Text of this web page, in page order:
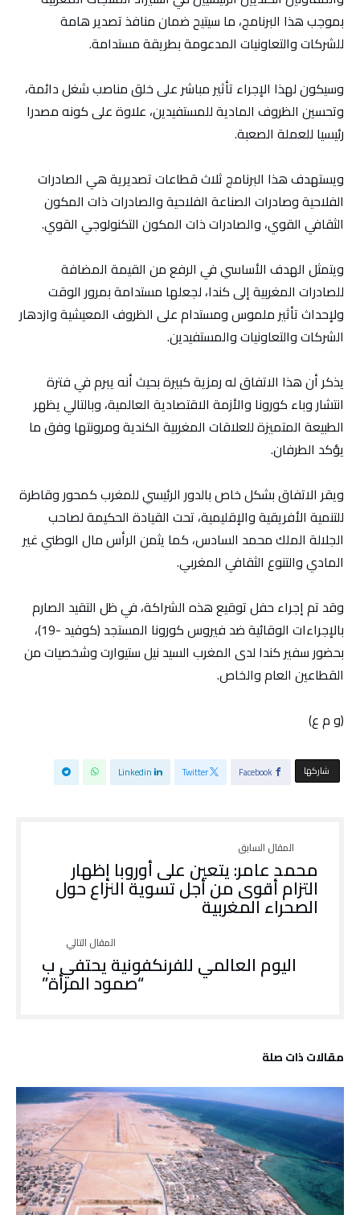
بموجب هذا البرنامج، ما سيتيح ضمان منافذ تصدير هامة
للشركات والتعاونيات المدعومة بطريقة مستدامة.
وسيكون لهذا الإجراء تأثير مباشر على خلق مناصب شغل دائمة،
وتحسين الظروف المادية للمستفيدين، علاوة على كونه مصدرا
رئيسيا للعملة الصعبة.
ويستهدف هذا البرنامج ثلاث قطاعات تصديرية هي الصادرات
الفلاحية وصادرات الصناعة الفلاحية والصادرات ذات المكون
الثقافي القوي، والصادرات ذات المكون التكنولوجي القوي.
ويتمثل الهدف الأساسي في الرفع من القيمة المضافة
للصادرات المغربية إلى كندا، لجعلها مستدامة بمرور الوقت
ولإحداث تأثير ملموس ومستدام على الظروف المعيشية وازدهار
الشركات والتعاونيات والمستفيدين.
يذكر أن هذا الاتفاق له رمزية كبيرة بحيث أنه يبرم في فترة
انتشار وباء كورونا والأزمة الاقتصادية العالمية، وبالتالي يظهر
الطبيعة المتميزة للعلاقات المغربية الكندية ومرونتها وفق ما
يؤكد الطرفان.
ويقر الاتفاق بشكل خاص بالدور الرئيسي للمغرب كمحور وقاطرة
للتنمية الأفريقية والإقليمية، تحت القيادة الحكيمة لصاحب
الجلالة الملك محمد السادس، كما يثمن الرأس مال الوطني غير
المادي والتنوع الثقافي المغربي.
وقد تم إجراء حفل توقيع هذه الشراكة، في ظل التقيد الصارم
بالإجراءات الوقائية ضد فيروس كورونا المستجد (كوفيد -19)،
بحضور سفير كندا لدى المغرب السيد نيل ستيوارت وشخصيات من
القطاعين العام والخاص.
(و م ع)
‫‫ شاركها‬ Facebook
Twitter
Linkedin
محمد عامر: يتعين على أوروبا إظهار
التزام أقوى من أجل تسوية النزاع حول
الصحراء المغربية
اليوم العالمي للفرنكفونية يحتفي ب
“صمود المرأة”
‫مقالات ذات صلة‬